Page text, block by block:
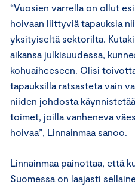
“Vuosien varrella on ollut
hoivaan liittyviä tapauksia
yksityiseltä sektorilta.
aikansa julkisuudessa,
kohuaiheeseen. Olisi
tapauksilla ratsasteta vain
niiden johdosta
toimet, joilla vanheneva
hoivaa”, Linnainmaa sanoo.
Linnainmaa painottaa, että
Suomessa on laajasti